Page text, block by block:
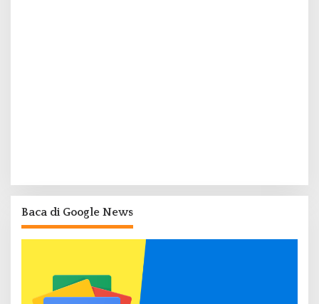
Baca di Google News